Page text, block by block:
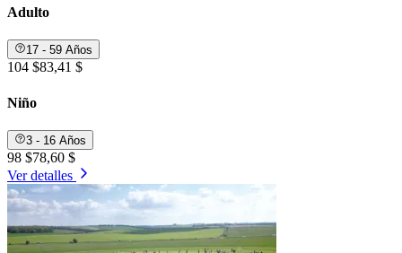
Adulto
17 - 59 Años
104 $83,41 $
Niño
3 - 16 Años
98 $78,60 $
Ver detalles